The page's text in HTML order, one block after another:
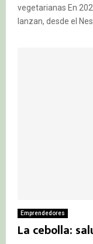
vegetarianas En
lanzan, desde el
Emprendedores
La cebolla: